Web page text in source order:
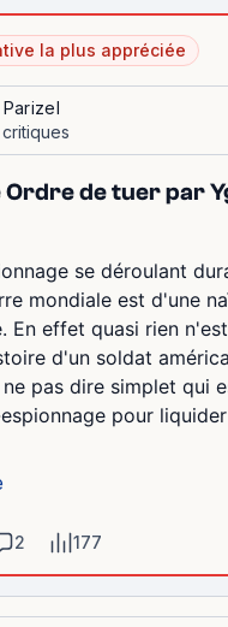
la plus appréciée
de tuer par
se déroulant
mondiale est d'une
En effet quasi rien
d'un soldat
pas dire simplet qui
pour
2 177